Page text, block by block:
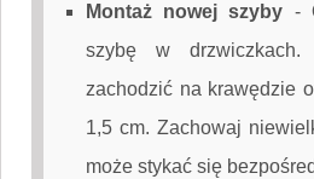
Montaż nowej szyby -
szybę w drzwiczkach.
zachodzić na krawędzie
1,5 cm. Zachowaj
może stykać się